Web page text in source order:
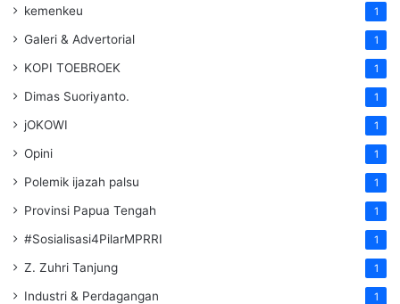
kemenkeu 1
Galeri & Advertorial 1
KOPI TOEBROEK 1
Dimas Suoriyanto. 1
jOKOWI 1
Opini 1
Polemik ijazah palsu 1
Provinsi Papua Tengah 1
#Sosialisasi4PilarMPRRI 1
Z. Zuhri Tanjung 1
Industri & Perdagangan 1